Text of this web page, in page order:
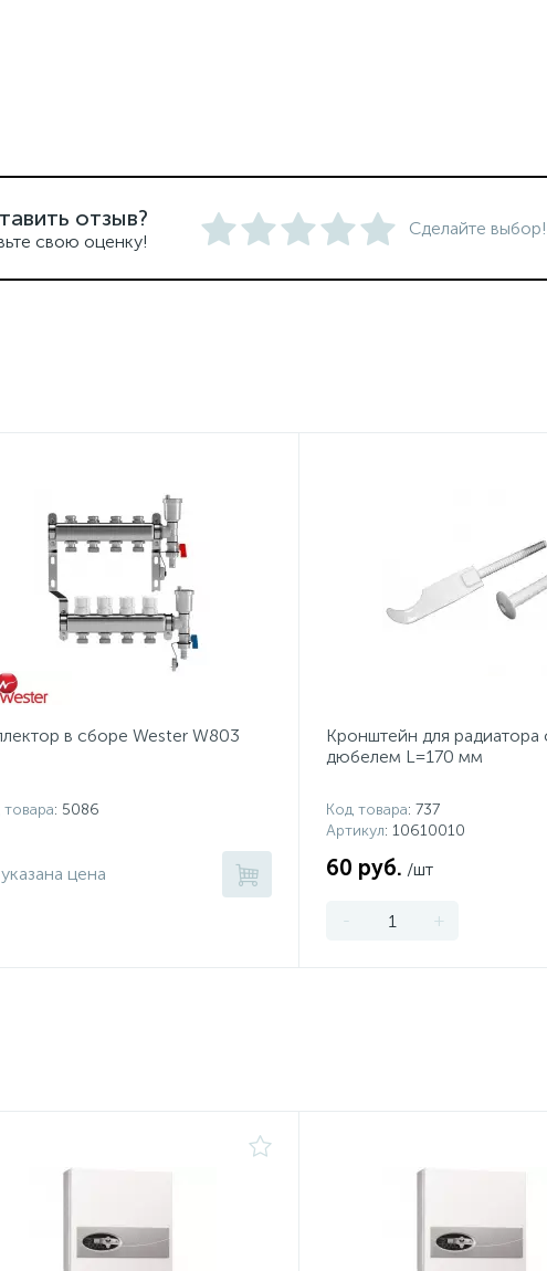
отзыв?
свою оценку!
Сделайте выбор!
в сборе Wester W803
: 5086
цена
Кронштейн для радиатора
дюбелем L=170 мм
Код товара: 737
Артикул: 10610010
60 руб. /шт
- +